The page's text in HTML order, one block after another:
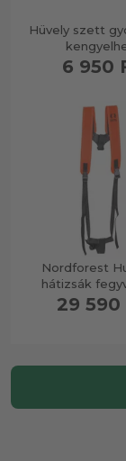
Hüvely szett
6 950
Nordforest
hátizsák
29 590